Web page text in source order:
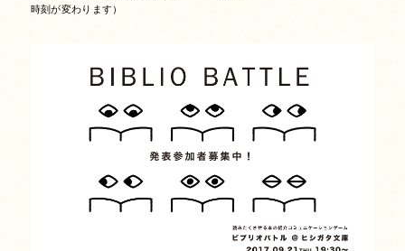
時刻が変わります）